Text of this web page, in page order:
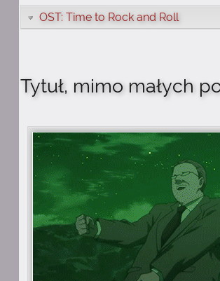
OST: Time to Rock and Roll
Tytuł, mimo małych